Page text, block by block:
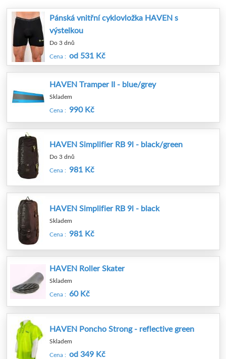
Pánská vnitřní cyklovložka HAVEN s
výstelkou
Do 3 dnů
Cena : od 531 Kč
HAVEN Tramper II - blue/grey
Skladem
Cena : 990 Kč
HAVEN Simplifier RB 9l - black/green
Do 3 dnů
Cena : 981 Kč
HAVEN Simplifier RB 9l - black
Skladem
Cena : 981 Kč
HAVEN Roller Skater
Skladem
Cena : 60 Kč
HAVEN Poncho Strong - reflective green
Skladem
Cena : od 349 Kč